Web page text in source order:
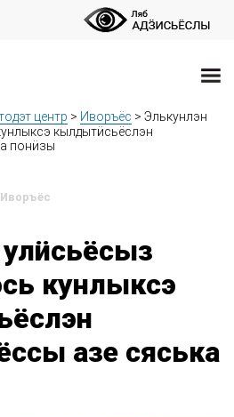
центр > Иворъёс > Элькунлэн
кылдытӥсьёслэн
понӥзы
Иворъёс
кунлыксэ
азе сяська